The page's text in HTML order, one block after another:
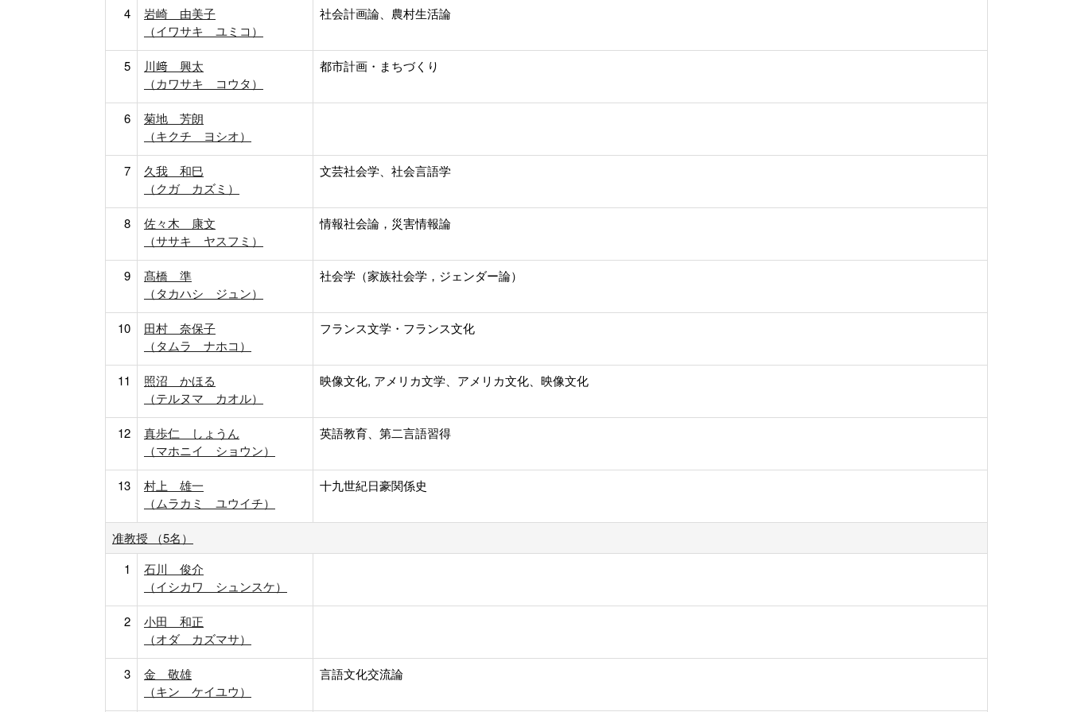
4
岩崎 由美子
（イワサキ ユミコ）
社会計画論、農村生活論
5
川﨑 興太
（カワサキ コウタ）
都市計画・まちづくり
6
菊地 芳朗
（キクチ ヨシオ）
7
久我 和巳
（クガ カズミ）
文芸社会学、社会言語学
8
佐々木 康文
（ササキ ヤスフミ）
情報社会論，災害情報論
9
髙橋 準
（タカハシ ジュン）
社会学（家族社会学，ジェンダー論）
10
田村 奈保子
（タムラ ナホコ）
フランス文学・フランス文化
11
照沼 かほる
（テルヌマ カオル）
映像文化, アメリカ文学、アメリカ文化、映像文化
12
真歩仁 しょうん
（マホニイ ショウン）
英語教育、第二言語習得
13
村上 雄一
（ムラカミ ユウイチ）
十九世紀日豪関係史
准教授 （5名）
1
石川 俊介
（イシカワ シュンスケ）
2
小田 和正
（オダ カズマサ）
3
金 敬雄
（キン ケイユウ）
言語文化交流論